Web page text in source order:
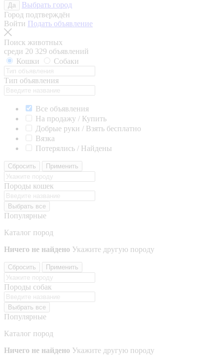
Да
Выбрать город
Город подтверждён
Войти Подать объявление
Поиск животных
среди 20 329 объявлений
Кошки
Собаки
Тип объявления
Все объявления
На продажу / Купить
Добрые руки / Взять бесплатно
Вязка
Потерялись / Найдены
Сбросить Применить
Породы кошек
Выбрать все
Популярные
Каталог пород
Ничего не найдено Укажите другую породу
Сбросить Применить
Породы собак
Выбрать все
Популярные
Каталог пород
Ничего не найдено Укажите другую породу